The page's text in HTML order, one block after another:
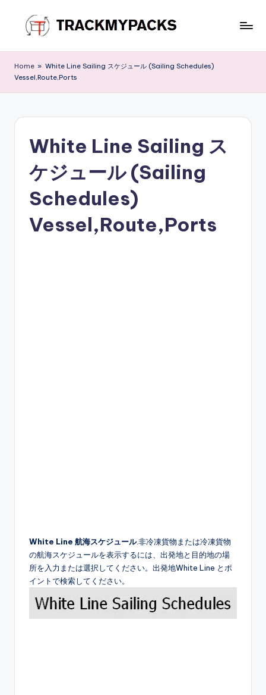
content
r
a
M
Home » White Line Sailing スケジュール (Sailing Schedules)
Vessel,Route,Ports
White Line Sailing ス
ケジュール (Sailing
Schedules)
Vessel,Route,Ports
White Line 航海スケジュール.非冷凍貨物または冷凍貨物
の航海スケジュールを表示するには、出発地と目的地の場
所を入力または選択してください。出発地White Line とポ
イントで検索してください。